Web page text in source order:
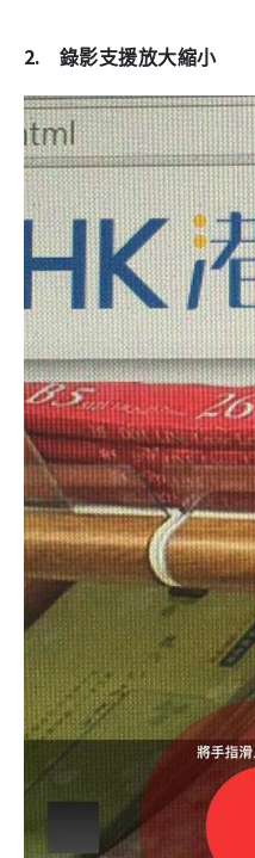
2. 錄影支援放大縮小